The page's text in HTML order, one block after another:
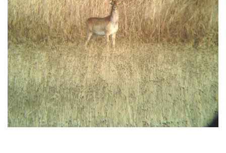
EGYEBEK
VIDEÓK
DOKUMENTUMOK
KAPCSOLAT